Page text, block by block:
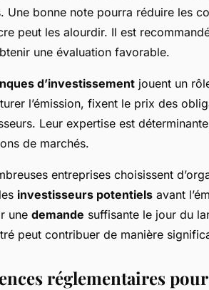
Une bonne note pourra réduire les
peut les alourdir. Il est
une évaluation favorable.
d’investissement jouent un
l’émission, fixent le prix des
Leur expertise est
de marchés.
entreprises choisissent
investisseurs potentiels avant
une demande suffisante le jour du
peut contribuer de manière
réglementaires